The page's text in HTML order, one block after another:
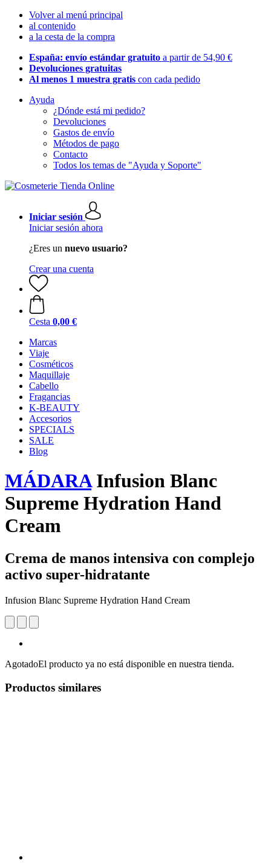
Volver al menú principal
al contenido
a la cesta de la compra
España: envío estándar gratuito a partir de 54,90 €
Devoluciones gratuitas
Al menos 1 muestra gratis con cada pedido
Ayuda
¿Dónde está mi pedido?
Devoluciones
Gastos de envío
Métodos de pago
Contacto
Todos los temas de "Ayuda y Soporte"
Iniciar sesión
Iniciar sesión ahora
¿Eres un nuevo usuario?
Crear una cuenta
Cesta 0,00 €
Marcas
Viaje
Cosméticos
Maquillaje
Cabello
Fragancias
K-BEAUTY
Accesorios
SPECIALS
SALE
Blog
MÁDARAInfusion Blanc
Supreme Hydration Hand
Cream
Crema de manos intensiva con complejo
activo super-hidratante
Infusion Blanc Supreme Hydration Hand Cream
AgotadoEl producto ya no está disponible en nuestra tienda.
Productos similares